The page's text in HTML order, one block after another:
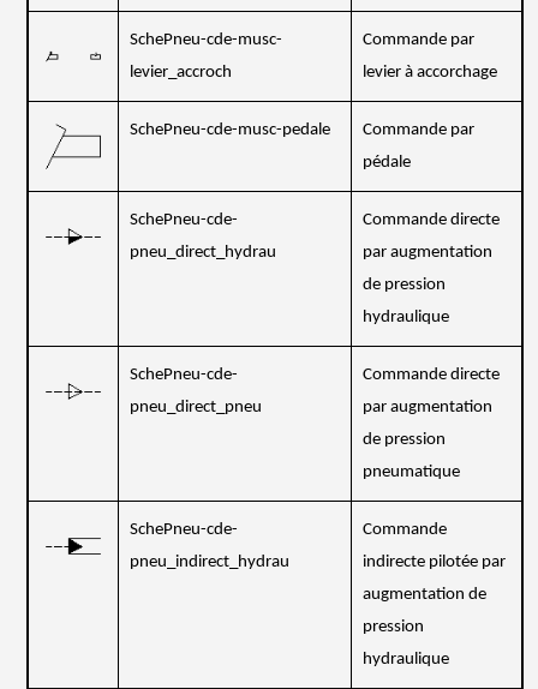
SchePneu-cde-musc-
levier_accroch
Commande par
levier à accorchage
SchePneu-cde-musc-pedale
Commande par
pédale
SchePneu-cde-
pneu_direct_hydrau
Commande directe
par augmentation
de pression
hydraulique
SchePneu-cde-
pneu_direct_pneu
Commande directe
par augmentation
de pression
pneumatique
SchePneu-cde-
pneu_indirect_hydrau
Commande
indirecte pilotée par
augmentation de
pression
hydraulique